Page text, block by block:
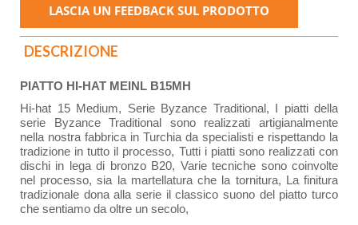
DESCRIZIONE
PIATTO HI-HAT MEINL B15MH
Hi-hat 15 Medium, Serie Byzance Traditional, I piatti della
serie Byzance Traditional sono realizzati artigianalmente
nella nostra fabbrica in Turchia da specialisti e rispettando la
tradizione in tutto il processo, Tutti i piatti sono realizzati con
dischi in lega di bronzo B20, Varie tecniche sono coinvolte
nel processo, sia la martellatura che la tornitura, La finitura
tradizionale dona alla serie il classico suono del piatto turco
che sentiamo da oltre un secolo,